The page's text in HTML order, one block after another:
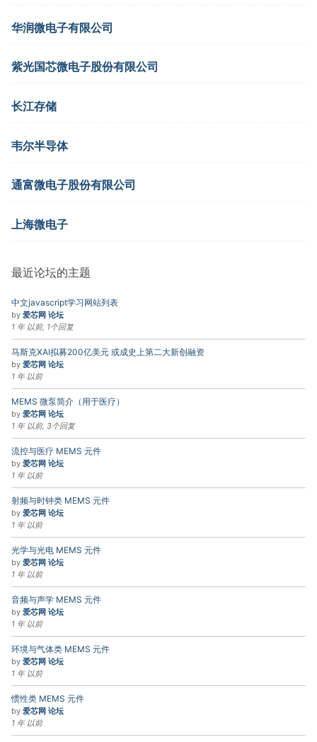
华润微电子有限公司
紫光国芯微电子股份有限公司
长江存储
韦尔半导体
通富微电子股份有限公司
上海微电子
最近论坛的主题
中文javascript学习网站列表
by 爱芯网 论坛
1 年 以前, 1个回复
马斯克XAI拟募200亿美元 或成史上第二大新创融资
by 爱芯网 论坛
1 年 以前
MEMS 微泵简介（用于医疗）
by 爱芯网 论坛
1 年 以前, 3个回复
流控与医疗 MEMS 元件
by 爱芯网 论坛
1 年 以前
射频与时钟类 MEMS 元件
by 爱芯网 论坛
1 年 以前
光学与光电 MEMS 元件
by 爱芯网 论坛
1 年 以前
音频与声学 MEMS 元件
by 爱芯网 论坛
1 年 以前
环境与气体类 MEMS 元件
by 爱芯网 论坛
1 年 以前
惯性类 MEMS 元件
by 爱芯网 论坛
1 年 以前